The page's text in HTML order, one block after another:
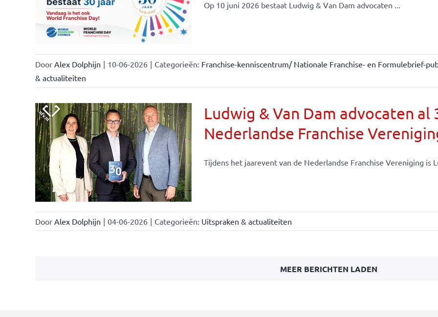
Op 10 juni 2026 bestaat Ludwig & Van Dam advocaten ...
Door Alex Dolphijn | 10-06-2026 | Categorieën: Franchise-kenniscentrum/ Nationale Franchise- en Formulebrief-
& actualiteiten
Ludwig & Van Dam advocaten al
Nederlandse Franchise
Tijdens het jaarevent van de Nederlandse Franchise Vereniging is
Door Alex Dolphijn | 04-06-2026 | Categorieën: Uitspraken & actualiteiten
MEER BERICHTEN LADEN